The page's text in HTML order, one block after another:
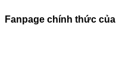
Fanpage chính thức